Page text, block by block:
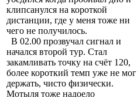
клипсанулся на короткой
дистанции, где у меня тоже ни
чего не получилось.
В 02.00 прозвучал сигнал и
начался второй тур. Стал
закамливать точку на счёт 120,
более короткий темп уже не мог
держать, чисто физически.
Мотыля тоже надоело